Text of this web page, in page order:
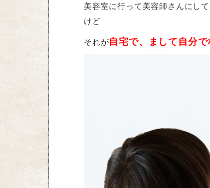
美容室に行って美容師さんにし
けど
それが自宅で、まして自分